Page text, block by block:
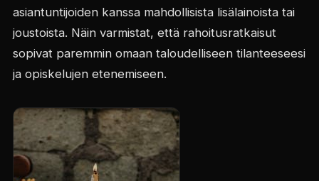
asiantuntijoiden kanssa mahdollisista lisälainoista tai
joustoista. Näin varmistat, että rahoitusratkaisut
sopivat paremmin omaan taloudelliseen tilanteeseesi
ja opiskelujen etenemiseen.